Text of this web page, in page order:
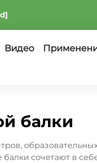
Видео
балки
сочетают в